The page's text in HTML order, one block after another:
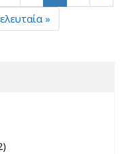
»
filter
filter